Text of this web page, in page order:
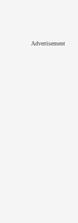
Advertisement